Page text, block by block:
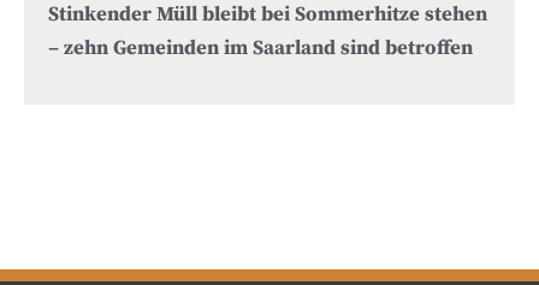
Stinkender Müll bleibt bei Sommerhitze stehen
– zehn Gemeinden im Saarland sind betroffen